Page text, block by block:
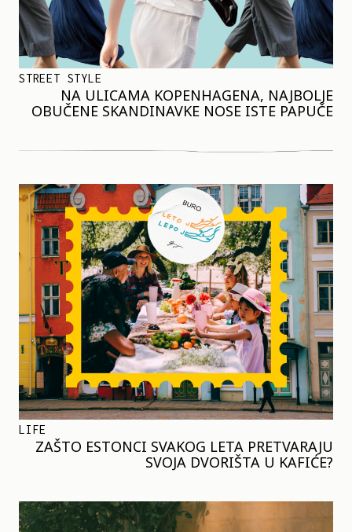
STREET STYLE
NA ULICAMA KOPENHAGENA, NAJBOLJE
OBUČENE SKANDINAVKE NOSE ISTE PAPUČE
LIFE
ZAŠTO ESTONCI SVAKOG LETA PRETVARAJU
SVOJA DVORIŠTA U KAFIĆE?